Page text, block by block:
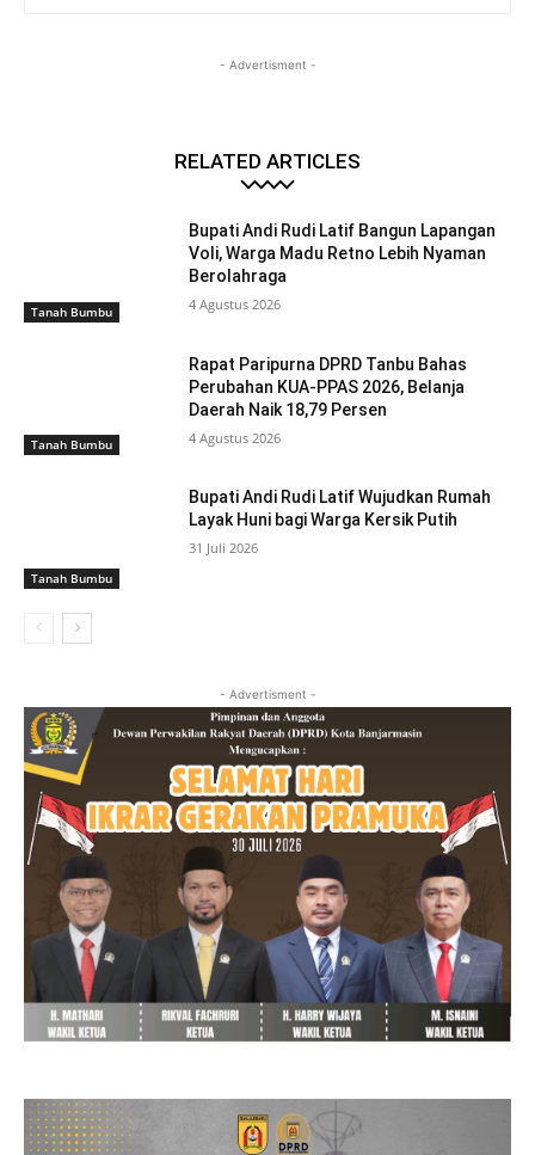
- Advertisment -
RELATED ARTICLES
Tanah Bumbu
Bupati Andi Rudi Latif Bangun Lapangan
Voli, Warga Madu Retno Lebih Nyaman
Berolahraga
4 Agustus 2026
Tanah Bumbu
Rapat Paripurna DPRD Tanbu Bahas
Perubahan KUA-PPAS 2026, Belanja
Daerah Naik 18,79 Persen
4 Agustus 2026
Tanah Bumbu
Bupati Andi Rudi Latif Wujudkan Rumah
Layak Huni bagi Warga Kersik Putih
31 Juli 2026
- Advertisment -